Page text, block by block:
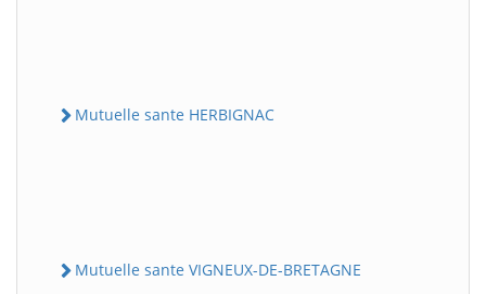
Mutuelle sante HERBIGNAC
Mutuelle sante VIGNEUX-DE-BRETAGNE